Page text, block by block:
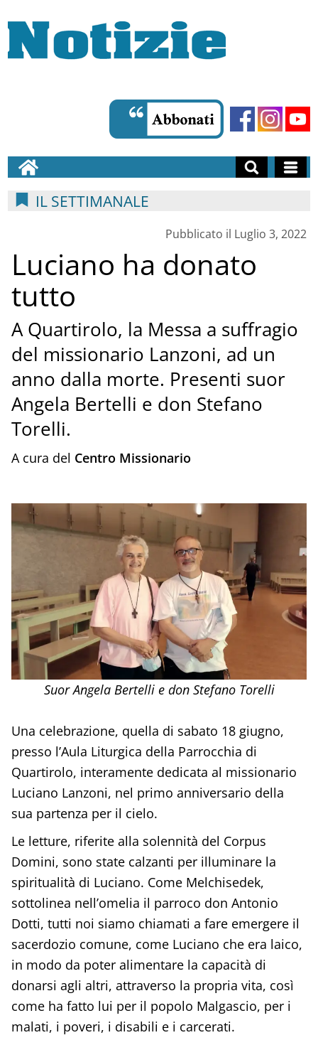
IL SETTIMANALE
Pubblicato il Luglio 3, 2022
Luciano ha donato
tutto
A Quartirolo, la Messa a suffragio
del missionario Lanzoni, ad un
anno dalla morte. Presenti suor
Angela Bertelli e don Stefano
Torelli.
A cura del Centro Missionario
Suor Angela Bertelli e don Stefano Torelli
Una celebrazione, quella di sabato 18 giugno,
presso l’Aula Liturgica della Parrocchia di
Quartirolo, interamente dedicata al missionario
Luciano Lanzoni, nel primo anniversario della
sua partenza per il cielo.
Le letture, riferite alla solennità del Corpus
Domini, sono state calzanti per illuminare la
spiritualità di Luciano. Come Melchisedek,
sottolinea nell’omelia il parroco don Antonio
Dotti, tutti noi siamo chiamati a fare emergere il
sacerdozio comune, come Luciano che era laico,
in modo da poter alimentare la capacità di
donarsi agli altri, attraverso la propria vita, così
come ha fatto lui per il popolo Malgascio, per i
malati, i poveri, i disabili e i carcerati.